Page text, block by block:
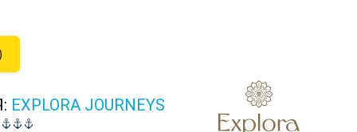
EXPLORA JOURNEYS